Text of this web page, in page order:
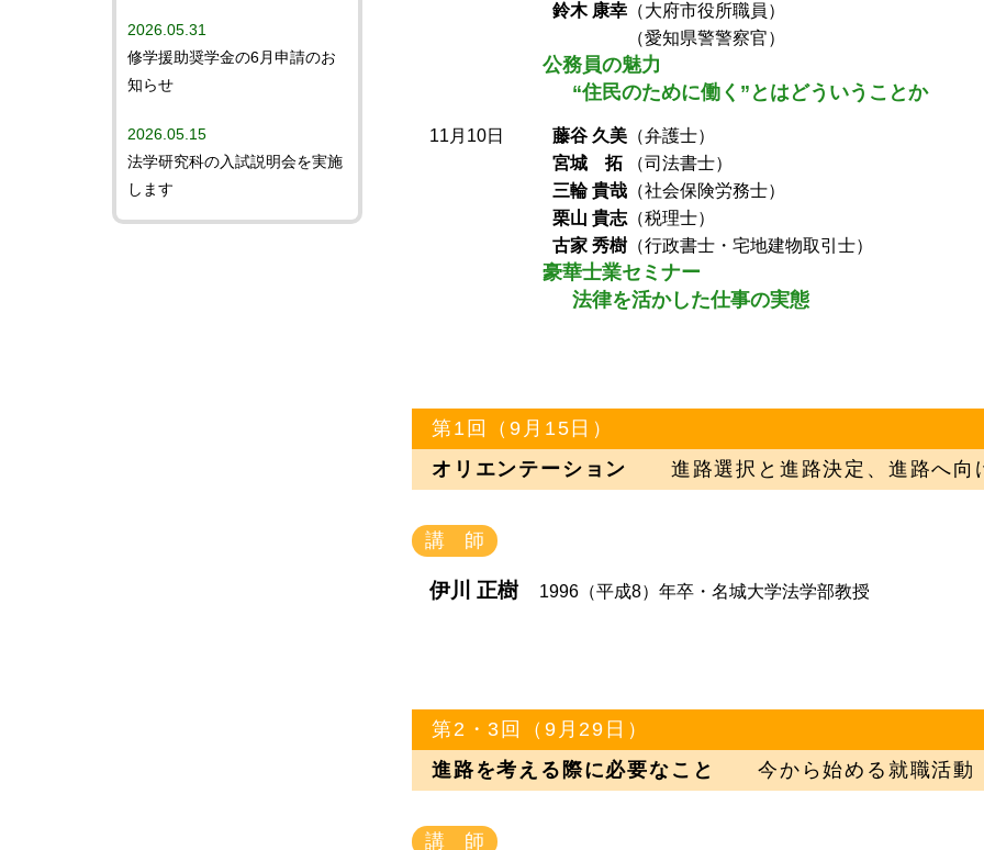
鈴木 康幸 （大府市役所職員）
（愛知県警警察官）
公務員の魅力
“住民のために働く”とはどういうことか
11月10日 藤谷 久美 （弁護士）
宮城 拓
（司法書士）
三輪 貴哉 （社会保険労務士）
栗山 貴志 （税理士）
古家 秀樹 （行政書士・宅地建物取引士）
豪華士業セミナー
法律を活かした仕事の実態
第1回（9月15日）
オリエンテーション
進路選択と進路決定、進路へ向
講 師
伊川 正樹 1996（平成8）年卒・名城大学法学部教授
第2・3回（9月29日）
進路を考える際に必要なこと
今から始める就職活動
講 師
2026.05.31
修学援助奨学金の6月申請のお
知らせ
2026.05.15
法学研究科の入試説明会を実施
します